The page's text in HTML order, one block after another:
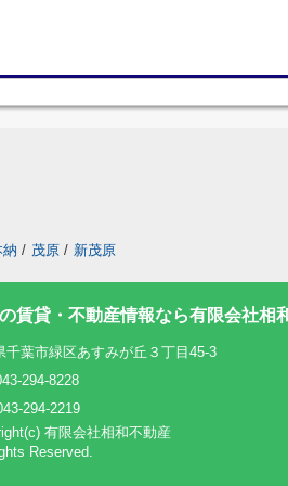
納 / 茂原 / 新茂原
賃貸・不動産情報なら有限会社相
千葉市緑区あすみが丘３丁目45-3
294-8228
294-2219
有限会社相和不動産
Reserved.